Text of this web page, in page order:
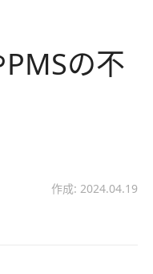
の不
作成: 2024.04.19